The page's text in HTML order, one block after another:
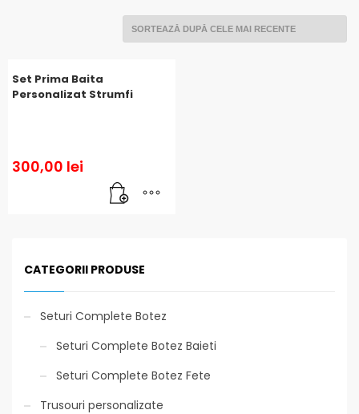
Set Prima Baita
Personalizat Strumfi
300,00 lei
CATEGORII PRODUSE
Seturi Complete Botez
Seturi Complete Botez Baieti
Seturi Complete Botez Fete
Trusouri personalizate